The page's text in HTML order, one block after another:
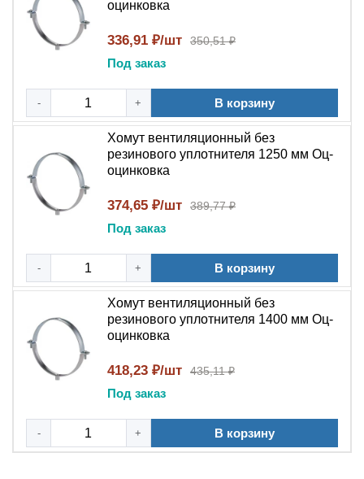
оцинковка
336,91 ₽/шт 350,51 ₽
Под заказ
- + В корзину
Хомут вентиляционный без
резинового уплотнителя 1250 мм Оц-
оцинковка
374,65 ₽/шт 389,77 ₽
Под заказ
- + В корзину
Хомут вентиляционный без
резинового уплотнителя 1400 мм Оц-
оцинковка
418,23 ₽/шт 435,11 ₽
Под заказ
- + В корзину